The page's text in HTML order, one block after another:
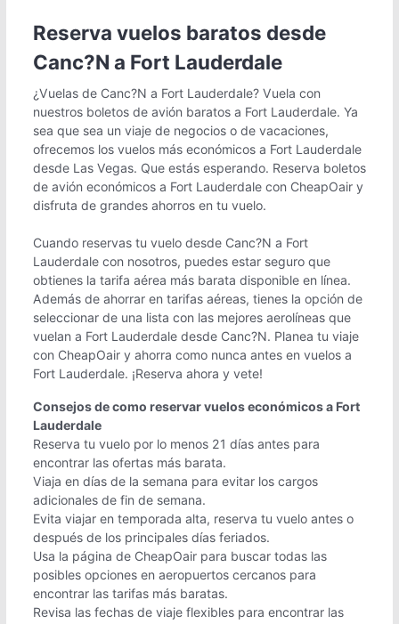
Reserva vuelos baratos desde
Canc?N a Fort Lauderdale
¿Vuelas de Canc?N a Fort Lauderdale? Vuela con
nuestros boletos de avión baratos a Fort Lauderdale. Ya
sea que sea un viaje de negocios o de vacaciones,
ofrecemos los vuelos más económicos a Fort Lauderdale
desde Las Vegas. Que estás esperando. Reserva boletos
de avión económicos a Fort Lauderdale con CheapOair y
disfruta de grandes ahorros en tu vuelo.
Cuando reservas tu vuelo desde Canc?N a Fort
Lauderdale con nosotros, puedes estar seguro que
obtienes la tarifa aérea más barata disponible en línea.
Además de ahorrar en tarifas aéreas, tienes la opción de
seleccionar de una lista con las mejores aerolíneas que
vuelan a Fort Lauderdale desde Canc?N. Planea tu viaje
con CheapOair y ahorra como nunca antes en vuelos a
Fort Lauderdale. ¡Reserva ahora y vete!
Consejos de como reservar vuelos económicos a Fort
Lauderdale
Reserva tu vuelo por lo menos 21 días antes para
encontrar las ofertas más barata.
Viaja en días de la semana para evitar los cargos
adicionales de fin de semana.
Evita viajar en temporada alta, reserva tu vuelo antes o
después de los principales días feriados.
Usa la página de CheapOair para buscar todas las
posibles opciones en aeropuertos cercanos para
encontrar las tarifas más baratas.
Revisa las fechas de viaje flexibles para encontrar las